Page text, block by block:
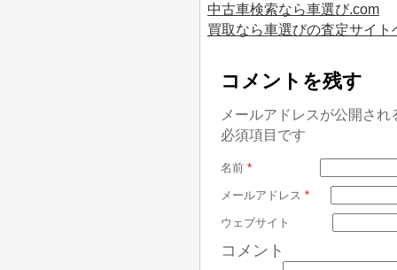
中古車検索なら車選び.com
買取なら車選びの査定サイト
コメントを残す
メールアドレスが公開さ
必須項目です
名前 *
メールアドレス *
ウェブサイト
コメント